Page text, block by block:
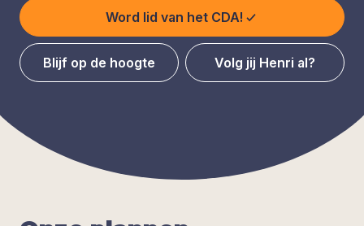
Word lid van het CDA!
Blijf op de hoogte Volg jij Henri al?